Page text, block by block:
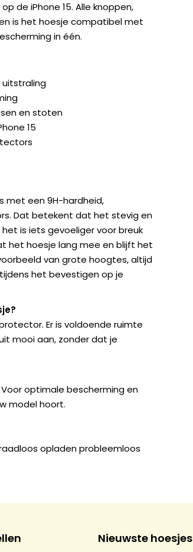
de iPhone 15. Alle knoppen,
is het hoesje compatibel met
in één.
uitstraling
en stoten
15
met een 9H-hardheid,
Dat betekent dat het stevig en
is iets gevoeliger voor breuk
het hoesje lang mee en blijft het
van grote hoogtes, altijd
het bevestigen op je
Er is voldoende ruimte
mooi aan, zonder dat je
optimale bescherming en
model hoort.
opladen probleemloos
Nieuwste hoesjes